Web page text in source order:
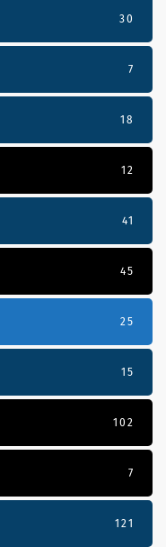
30
7
18
12
41
45
25
15
102
7
121